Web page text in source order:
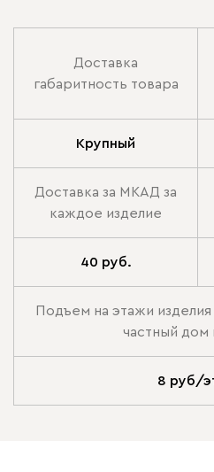
Доставка
габаритность товара
Крупный
Доставка за МКАД за
каждое изделие
40 руб.
Подъем на этажи
частный дом
8 руб/